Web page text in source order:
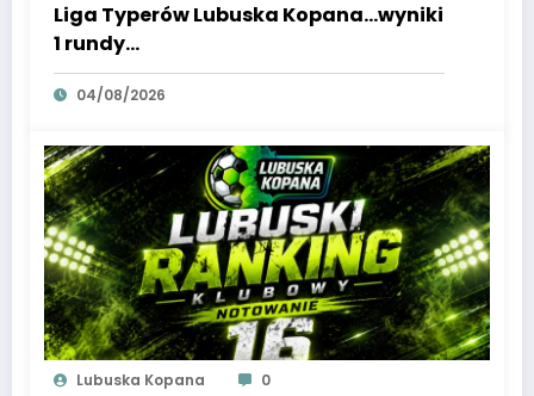
Liga Typerów Lubuska Kopana…wyniki
1 rundy…
04/08/2026
Lubuska Kopana 0